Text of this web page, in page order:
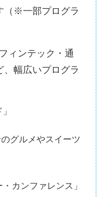
（※一部プログラ
ィンテック・通
、幅広いプログラ
グルメやスイーツ
カンファレンス」